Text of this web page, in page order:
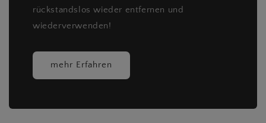
rückstandslos wieder entfernen und
wiederverwenden!
mehr Erfahren